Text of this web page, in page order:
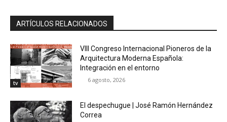
ARTÍCULOS RELACIONADOS
tv
VIII Congreso Internacional Pioneros de la
Arquitectura Moderna Española:
Integración en el entorno
6 agosto, 2026
El despechugue | José Ramón Hernández
Correa